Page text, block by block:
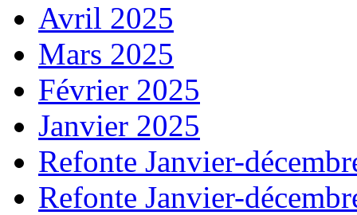
Avril 2025
Mars 2025
Février 2025
Janvier 2025
Refonte Janvier-
Refonte Janvier-